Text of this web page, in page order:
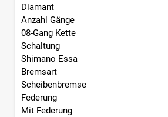
Diamant
Anzahl Gänge
08-Gang Kette
Schaltung
Shimano Essa
Bremsart
Scheibenbremse
Federung
Mit Federung